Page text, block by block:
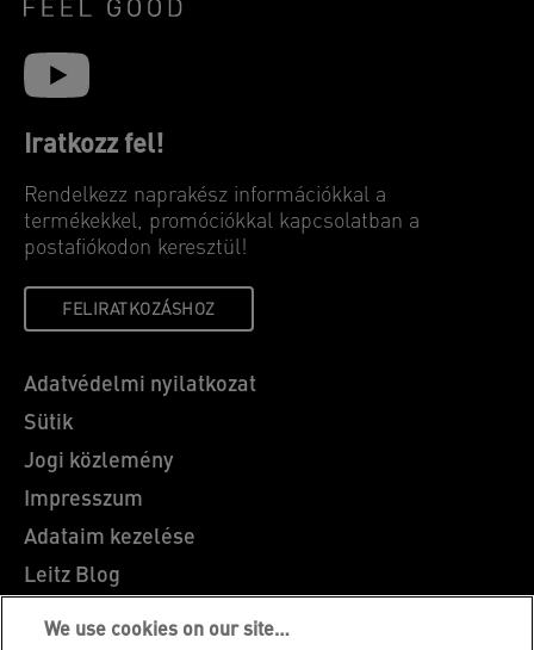
Iratkozz fel!
Rendelkezz naprakész információkkal a
termékekkel, promóciókkal kapcsolatban a
postafiókodon keresztül!
FELIRATKOZÁSHOZ
Adatvédelmi nyilatkozat
Sütik
Jogi közlemény
Impresszum
Adataim kezelése
Leitz Blog
Álláslehetőségek
We use cookies on our site…